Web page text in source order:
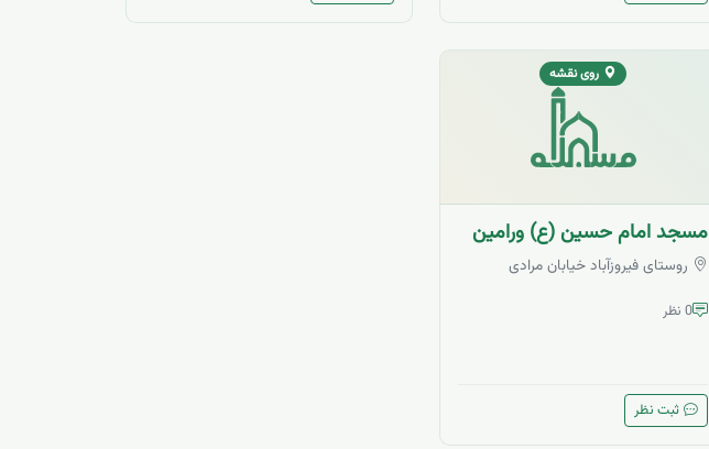
روی نقشه
مسجد امام حسین (ع) ورامین
روستای فیروزآباد خیابان مرادی
0 نظر
ثبت نظر